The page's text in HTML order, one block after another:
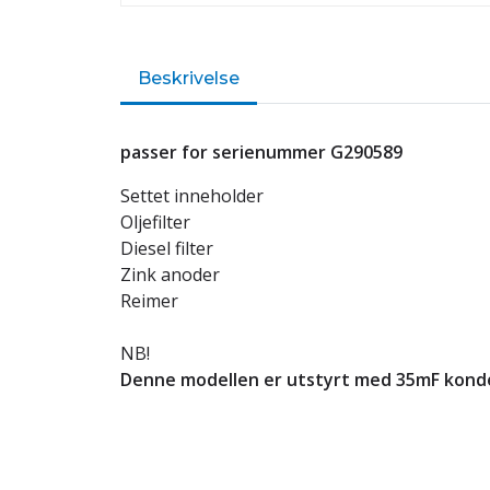
Beskrivelse
passer for serienummer G290589
Settet inneholder
Oljefilter
Diesel filter
Zink anoder
Reimer
NB!
Denne modellen er utstyrt med 35mF